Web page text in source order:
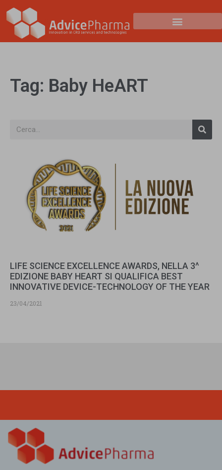
Tag: Baby HeART
LIFE SCIENCE EXCELLENCE AWARDS, NELLA 3^
EDIZIONE BABY HEART SI QUALIFICA BEST
INNOVATIVE DEVICE-TECHNOLOGY OF THE YEAR
23/04/2021